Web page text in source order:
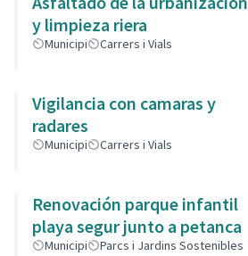
y limpieza riera
Municipi Carrers i Vials
Vigilancia con camaras y
radares
Municipi Carrers i Vials
Renovación parque infantil
playa segur junto a petanca
Municipi Parcs i Jardins Sostenibles